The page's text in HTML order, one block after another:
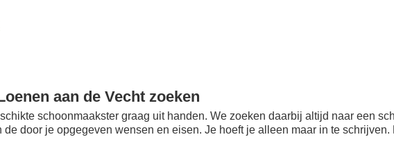
aan de Vecht zoeken
schoonmaakster graag uit handen. We zoeken daarbij altijd naar een
door je opgegeven wensen en eisen. Je hoeft je alleen maar in te schrijven.